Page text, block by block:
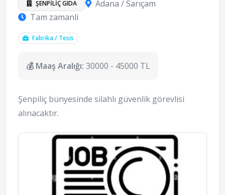
ŞENPİLİÇ GIDA
Adana / Sarıçam
Tam zamanli
Fabrika / Tesis
💰 Maaş Aralığı: 30000 - 45000 TL
Şenpiliç bünyesinde silahlı güvenlik görevlisi
alınacaktır.